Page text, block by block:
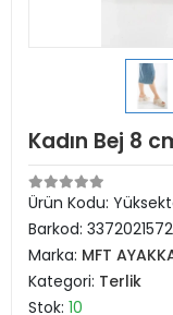
Kadın Bej 8
Ürün Kodu:
Barkod:
Marka: MFT
Kategori: Terlik
Stok: 10